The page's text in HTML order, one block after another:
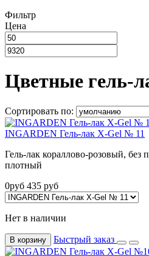
Фильтр
Цена
Цветные гель-
Сортировать по:
INGARDEN Гель-лак X-Gel № 11
Гель-лак кораллово-розовый, без
плотный
0руб 435 руб
Нет в наличии
В корзину Быстрый заказ